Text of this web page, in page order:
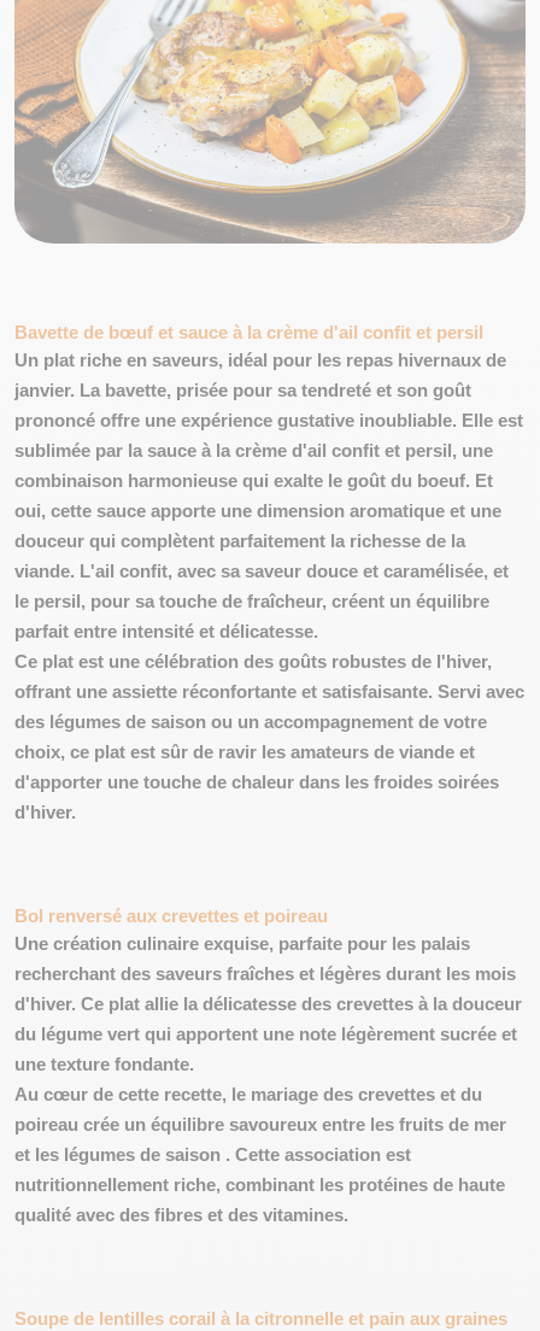
Bavette de bœuf et sauce à la crème d'ail confit et persil
Un plat riche en saveurs, idéal pour les repas hivernaux de
janvier. La bavette, prisée pour satendreté et son goût
prononcé offre une expérience gustative inoubliable. Elle est
sublimée par la sauce à la crème d'ail confit et persil, une
combinaison harmonieuse qui exalte le goût du boeuf. Et
oui, cette sauce apporte une dimension aromatique et une
douceur qui complètent parfaitement la richesse de la
viande. L'ail confit, avec sa saveur douce et caramélisée, et
le persil, pour sa touche de fraîcheur, créent un équilibre
parfait entre intensité et délicatesse.
Ce plat est une célébration des goûts robustes de l'hiver,
offrant une assiette réconfortante et satisfaisante. Servi avec
des légumes de saison ou un accompagnement de votre
choix, ce plat est sûr de ravir les amateurs de viande et
d'apporter une touche de chaleur dans les froides soirées
d'hiver.
Bol renversé aux crevettes et poireau
Une création culinaire exquise, parfaite pour les palais
recherchant des saveurs fraîches et légères durant les mois
d'hiver. Ce plat allie la délicatesse des crevettes à la douceur
du légume vert qui apportent une note légèrement sucrée et
une texture fondante.
Au cœur de cette recette, le mariage des crevettes et du
poireau crée un équilibre savoureux entre les fruits de mer
et les légumes de saison . Cette association est
nutritionnellement riche, combinant les protéines de haute
qualité avec des fibres et des vitamines.
Soupe de lentilles corail à la citronnelle et pain aux graines